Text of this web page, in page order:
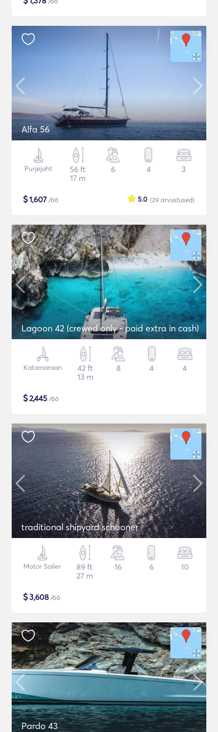
Alfa 56
Purjejaht
56 ft
17 m
6 4 3
$1,607 /öö (29 arvustused)
5.0
Lagoon 42 (crewed only - paid extra in cash)
Katamaraan
42 ft
13 m
8 4 4
$2,445 /öö
traditional shipyard schooner
Motor Sailer
89 ft
27 m
16 6 10
$3,608 /öö
Pardo 43